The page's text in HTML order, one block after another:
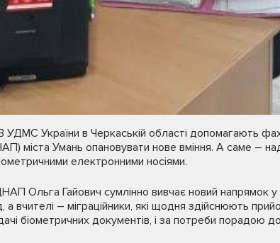
УДМС України в Черкаській області допомагають
міста Умань опановувати нове вміння. А саме –
електронними носіями.
Ольга Гайович сумлінно вивчає новий напрямок
а вчителі – міграційники, які щодня здійснюють
біометричних документів, і за потреби порадою